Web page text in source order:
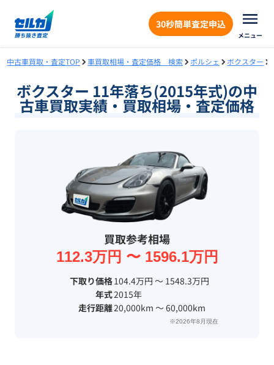
30秒簡単査定申込
メニュー
中古車買取・査定TOP 車買取相場・査定価格 検索 ポルシェ ボクスター
ボクスター 11年落ち(2015年式)の中
古車買取実績・買取相場・査定価格
買取参考相場
112.3万円 〜 1596.1万円
下取り価格104.4万円 〜 1548.3万円
年式2015年
走行距離20,000km 〜 60,000km
※2026年8月現在